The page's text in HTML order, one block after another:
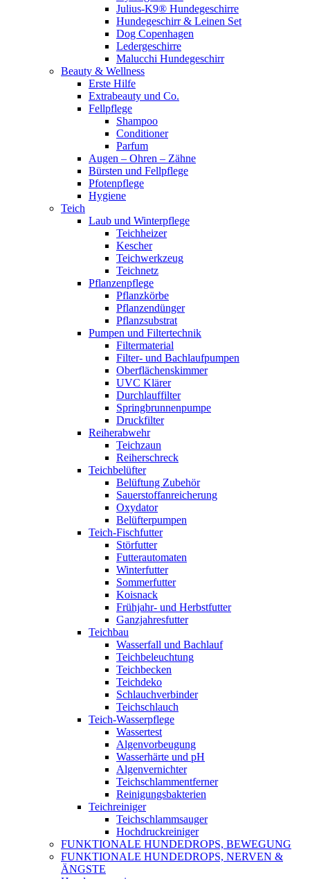
Julius-K9® Hundegeschirre
Hundegeschirr & Leinen Set
Dog Copenhagen
Ledergeschirre
Malucchi Hundegeschirr
Beauty & Wellness
Erste Hilfe
Extrabeauty und Co.
Fellpflege
Shampoo
Conditioner
Parfum
Augen – Ohren – Zähne
Bürsten und Fellpflege
Pfotenpflege
Hygiene
Teich
Laub und Winterpflege
Teichheizer
Kescher
Teichwerkzeug
Teichnetz
Pflanzenpflege
Pflanzkörbe
Pflanzendünger
Pflanzsubstrat
Pumpen und Filtertechnik
Filtermaterial
Filter- und Bachlaufpumpen
Oberflächenskimmer
UVC Klärer
Durchlauffilter
Springbrunnenpumpe
Druckfilter
Reiherabwehr
Teichzaun
Reiherschreck
Teichbelüfter
Belüftung Zubehör
Sauerstoffanreicherung
Oxydator
Belüfterpumpen
Teich-Fischfutter
Störfutter
Futterautomaten
Winterfutter
Sommerfutter
Koisnack
Frühjahr- und Herbstfutter
Ganzjahresfutter
Teichbau
Wasserfall und Bachlauf
Teichbeleuchtung
Teichbecken
Teichdeko
Schlauchverbinder
Teichschlauch
Teich-Wasserpflege
Wassertest
Algenvorbeugung
Wasserhärte und pH
Algenvernichter
Teichschlammentferner
Reinigungsbakterien
Teichreiniger
Teichschlammsauger
Hochdruckreiniger
FUNKTIONALE HUNDEDROPS, BEWEGUNG
FUNKTIONALE HUNDEDROPS, NERVEN &
ÄNGSTE